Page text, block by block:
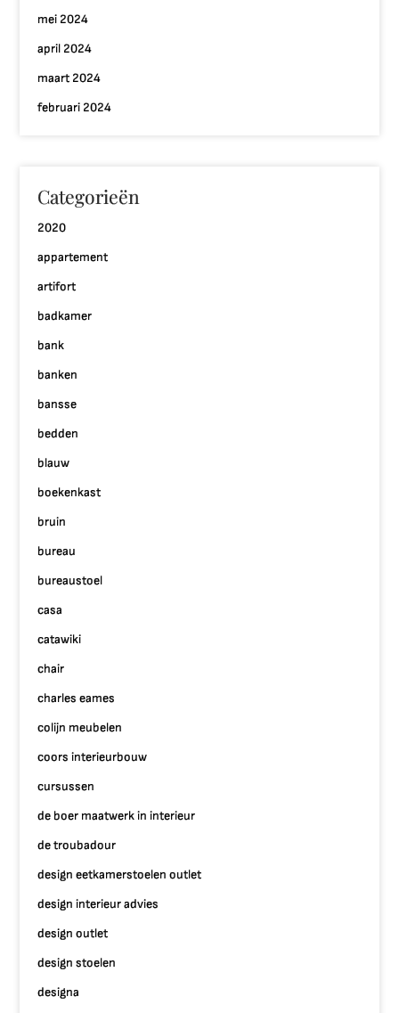
mei 2024
april 2024
maart 2024
februari 2024
Categorieën
2020
appartement
artifort
badkamer
bank
banken
bansse
bedden
blauw
boekenkast
bruin
bureau
bureaustoel
casa
catawiki
chair
charles eames
colijn meubelen
coors interieurbouw
cursussen
de boer maatwerk in interieur
de troubadour
design eetkamerstoelen outlet
design interieur advies
design outlet
design stoelen
designa